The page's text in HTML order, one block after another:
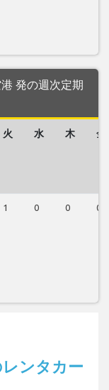
発の週次定期
火 水 木 金
1 0 0 0
ンタカー